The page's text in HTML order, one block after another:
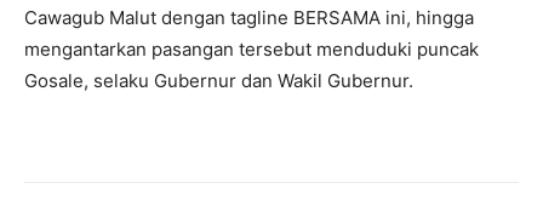
Cawagub Malut dengan tagline BERSAMA ini, hingga
mengantarkan pasangan tersebut menduduki puncak
Gosale, selaku Gubernur dan Wakil Gubernur.